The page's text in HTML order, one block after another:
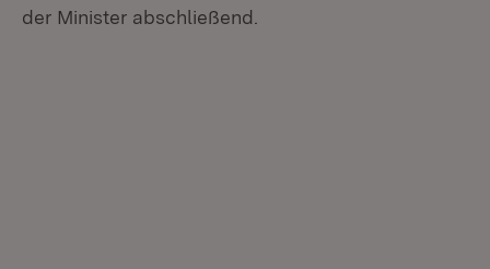
der Minister abschließend.